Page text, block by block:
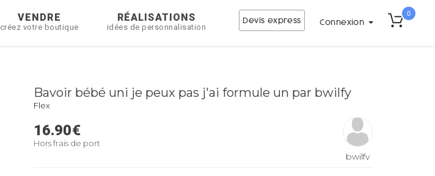
VENDRE
créez votre boutique
RÉALISATIONS
idées de personnalisation
Devis express Connexion
0
Bavoir bébé uni je peux pas j'ai formule un par bwilfy
Flex
16.90€
Hors frais de port
bwilfy